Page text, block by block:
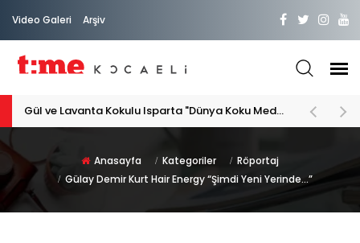
Video Galeri Arşiv
PATİLİ DOSTA HAYATIMIZA "HOŞ GELDİN" DİYORSAK
Anasayfa Kategoriler
Röportaj
Gülay Demir Kurt Hair Energy “Şimdi Yeni Yerinde…”